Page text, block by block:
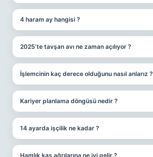
4 haram ay hangisi ?
2025’te tavşan avı ne zaman açılıyor ?
İşlemcinin kaç derece olduğunu nasıl anlarız ?
Kariyer planlama döngüsü nedir ?
14 ayarda işçilik ne kadar ?
Hamlık kas ağrılarına ne iyi gelir ?